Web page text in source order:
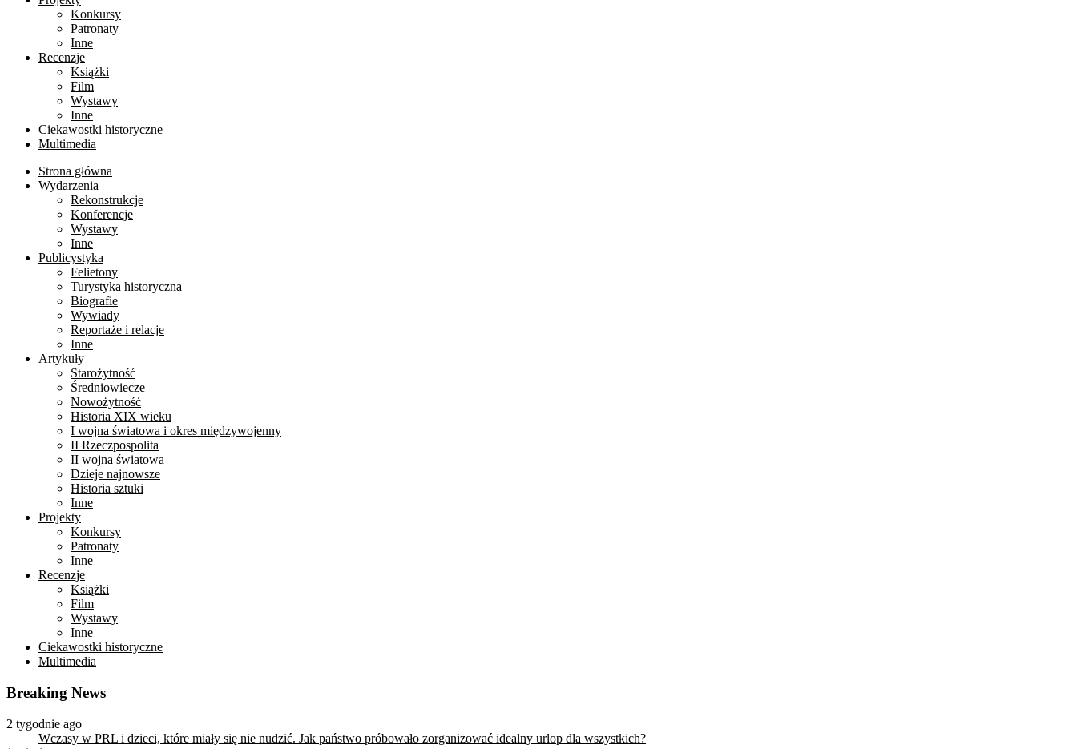
Konkursy
Patronaty
Inne
Recenzje
Książki
Film
Wystawy
Inne
Ciekawostki historyczne
Multimedia
Strona główna
Wydarzenia
Rekonstrukcje
Konferencje
Wystawy
Inne
Publicystyka
Felietony
Turystyka historyczna
Biografie
Wywiady
Reportaże i relacje
Inne
Artykuły
Starożytność
Średniowiecze
Nowożytność
Historia XIX wieku
I wojna światowa i okres międzywojenny
II Rzeczpospolita
II wojna światowa
Dzieje najnowsze
Historia sztuki
Inne
Projekty
Konkursy
Patronaty
Inne
Recenzje
Książki
Film
Wystawy
Inne
Ciekawostki historyczne
Multimedia
Breaking News
2 tygodnie ago
Wczasy w PRL i dzieci, które miały się nie nudzić. Jak państwo próbowało zorganizować idealny urlop dla wszystkich?